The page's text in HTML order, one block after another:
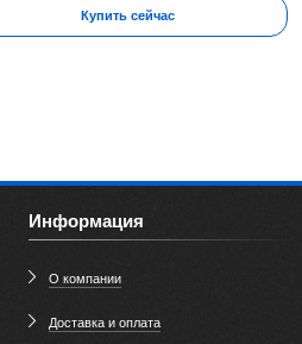
Купить сейчас
Информация
О компании
Доставка и оплата